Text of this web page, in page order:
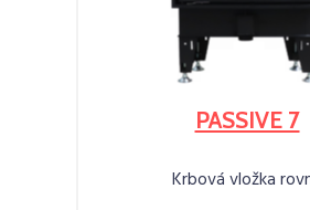
PASSIVE 7
Krbová vložka